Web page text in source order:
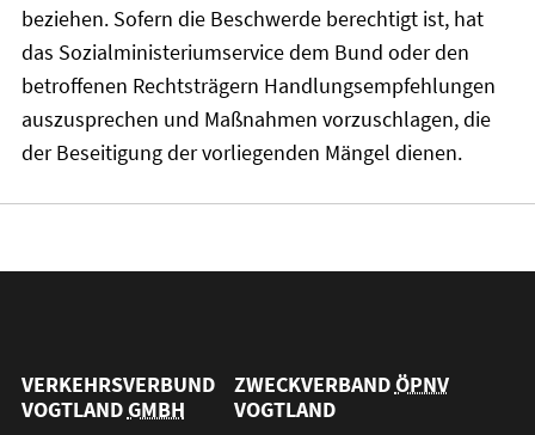
beziehen. Sofern die Beschwerde berechtigt ist, hat
das Sozialministeriumservice dem Bund oder den
betroffenen Rechtsträgern Handlungsempfehlungen
auszusprechen und Maßnahmen vorzuschlagen, die
der Beseitigung der vorliegenden Mängel dienen.
VERKEHRSVERBUND
VOGTLANDGMBH
ZWECKVERBANDÖPNV
VOGTLAND